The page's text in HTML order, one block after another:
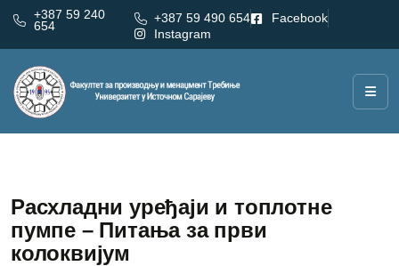
+387 59 240
654
+387 59 490 654
Facebook
Instagram
Расхладни уређаји и топлотне
пумпе – Питања за први
колоквијум